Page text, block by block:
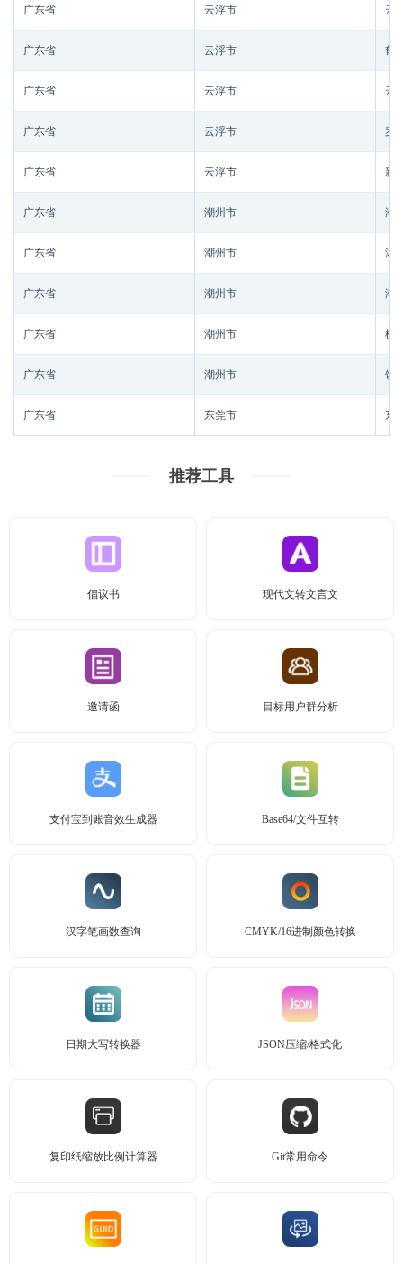
广东省 云浮市 云
广东省 云浮市 郁
广东省 云浮市 云
广东省 云浮市 罗
广东省 云浮市 新
广东省 潮州市 潮
广东省 潮州市 湘
广东省 潮州市 潮
广东省 潮州市 枫
广东省 潮州市 饶
广东省 东莞市 东
推荐工具
倡议书 现代文转文言文
邀请函 目标用户群分析
支付宝到账音效生成器 Base64/文件互转
汉字笔画数查询 CMYK/16进制颜色转换
日期大写转换器 JSON压缩/格式化
复印纸缩放比例计算器 Git常用命令